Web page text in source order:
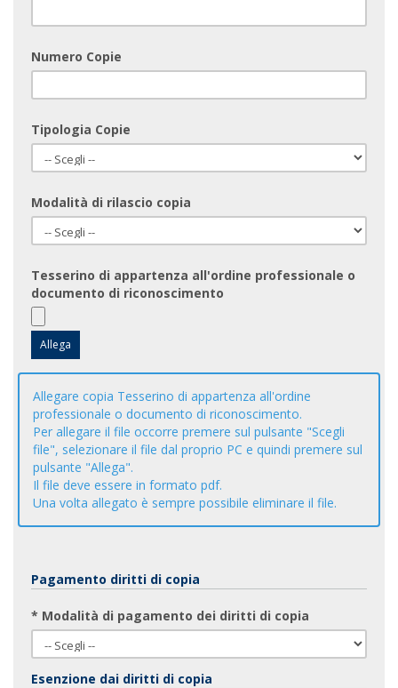
Numero Copie
Tipologia Copie
Modalità di rilascio copia
Tesserino di appartenza all'ordine professionale o
documento di riconoscimento
Allegare copia Tesserino di appartenza all'ordine
professionale o documento di riconoscimento.
Per allegare il file occorre premere sul pulsante "Scegli
file", selezionare il file dal proprio PC e quindi premere sul
pulsante "Allega".
Il file deve essere in formato pdf.
Una volta allegato è sempre possibile eliminare il file.
Pagamento diritti di copia
* Modalità di pagamento dei diritti di copia
Esenzione dai diritti di copia